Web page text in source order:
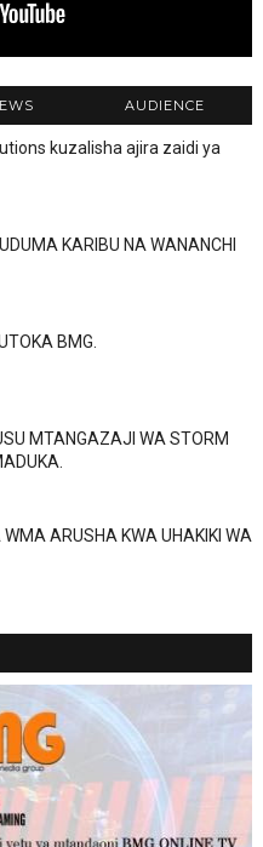
AUDIENCE
kuzalisha ajira zaidi ya
KARIBU NA WANANCHI
BMG.
MTANGAZAJI WA STORM
WMA ARUSHA KWA UHAKIKI WA